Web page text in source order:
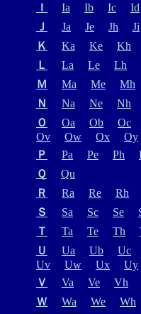
Ｉ
Ia Ib Ic Id
Ｊ
Ja Je Jh Ji
Ｋ
Ka Ke Kh
Ｌ
La Le Lh
Ｍ
Ma Me Mh
Ｎ
Na Ne Nh
Ｏ
Oa Ob Oc
Ov
Ow Ox Oy
Ｐ
Pa Pe Ph
Ｑ
Qu
Ｒ
Ra Re Rh
Ｓ
Sa Sc Se
Ｔ
Ta Te Th
Ｕ
Ua Ub Uc
Uv
Uw Ux Uy
Ｖ
Va Ve Vh
Ｗ
Wa We Wh